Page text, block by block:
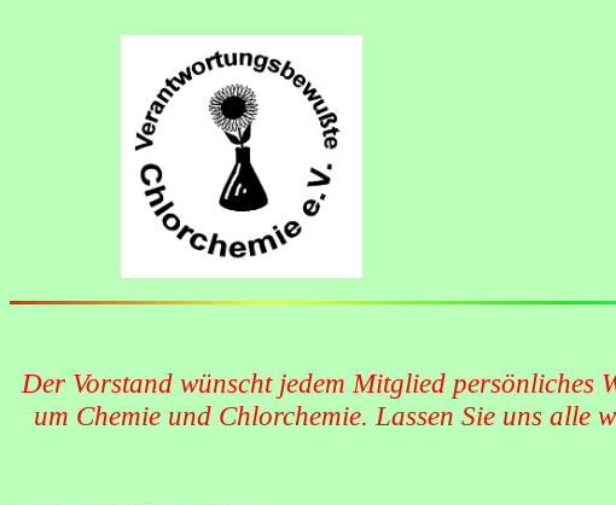
Der Vorstand wünscht jedem Mitglied
um Chemie und Chlorchemie. Lassen Sie uns